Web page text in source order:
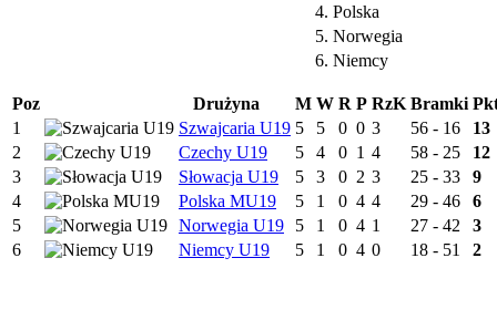
4. Polska
5. Norwegia
6. Niemcy
Poz Drużyna M W R P RzK Bramki
1
Szwajcaria U19 5 5 0 0 3 56 - 16
13
2
Czechy U19 5 4 0 1 4 58 - 25
12
3
Słowacja U19 5 3 0 2 3 25 - 33
9
4
Polska MU19 5 1 0 4 4 29 - 46
6
5
Norwegia U19 5 1 0 4 1 27 - 42
3
6
Niemcy U19 5 1 0 4 0 18 - 51 2